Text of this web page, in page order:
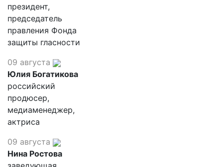
президент,
председатель
правления Фонда
защиты гласности
09 августа
Юлия Богатикова
российский
продюсер,
медиаменеджер,
актриса
09 августа
Нина Ростова